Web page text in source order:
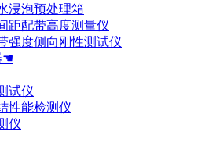
浸泡预处理箱
距配带高度测量仪
强度侧向刚性测试仪
☚
试仪
性能检测仪
仪